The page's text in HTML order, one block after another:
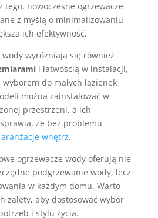
tego, nowoczesne ogrzewacze
z myślą o minimalizowaniu
ich efektywność.
wody wyróżniają się również
i łatwością w instalacji,
do małych łazienek
można zainstalować w
przestrzeni, a ich
że bez problemu
aranżacje wnętrz.
ogrzewacze wody oferują nie
podgrzewanie wody, lecz
w każdym domu. Warto
zalety, aby dostosować wybór
i stylu życia.